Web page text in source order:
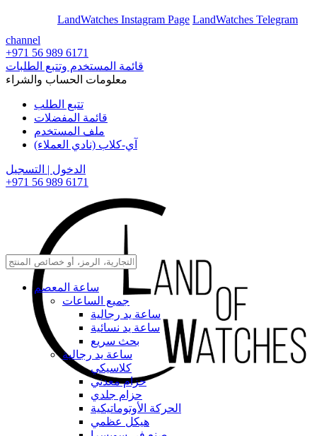
LandWatches Instagram Page LandWatches Telegram
channel
+971 56 989 6171
قائمة المستخدم وتتبع الطلبات
معلومات الحساب والشراء
تتبع الطلب
قائمة المفضلات
ملف المستخدم
آي-كلاب (نادي العملاء)
الدخول | التسجيل
+971 56 989 6171
ساعة المعصم
جميع الساعات
ساعة يد رجالية
ساعة يد نسائية
بحث سريع
ساعة يد رجالية
كلاسيكي
حزام معدني
حزام جلدي
الحركة الأوتوماتيكية
هيكل عظمي